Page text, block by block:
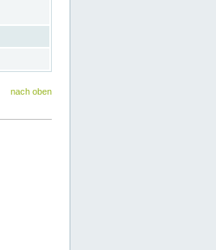
nach oben